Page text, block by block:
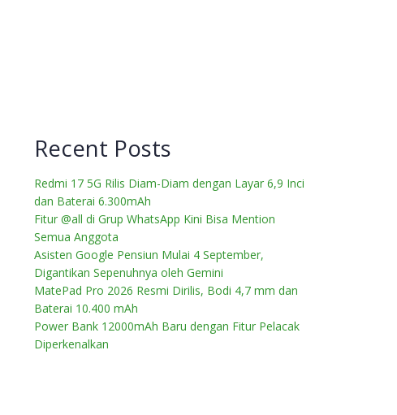
Recent Posts
Redmi 17 5G Rilis Diam-Diam dengan Layar 6,9 Inci
dan Baterai 6.300mAh
Fitur @all di Grup WhatsApp Kini Bisa Mention
Semua Anggota
Asisten Google Pensiun Mulai 4 September,
Digantikan Sepenuhnya oleh Gemini
MatePad Pro 2026 Resmi Dirilis, Bodi 4,7 mm dan
Baterai 10.400 mAh
Power Bank 12000mAh Baru dengan Fitur Pelacak
Diperkenalkan